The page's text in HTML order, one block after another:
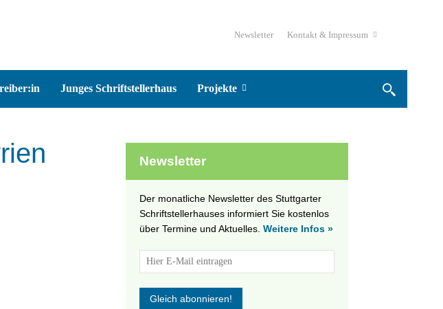
Newsletter Kontakt & Impressum
Junges Schriftstellerhaus Projekte
Newsletter
Der monatliche Newsletter des Stuttgarter
Schriftstellerhauses informiert Sie kostenlos
über Termine und Aktuelles. Weitere Infos »